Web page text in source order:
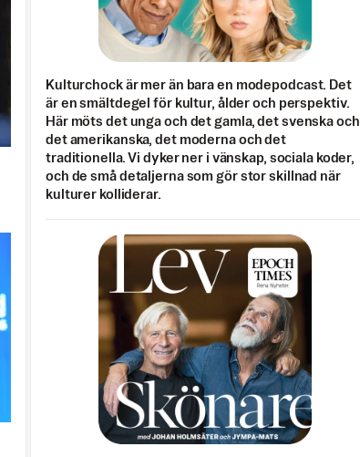
Kulturchock är mer än bara en modepodcast. Det
är en smältdegel för kultur, ålder och perspektiv.
Här möts det unga och det gamla, det svenska och
det amerikanska, det moderna och det
traditionella. Vi dyker ner i vänskap, sociala koder,
och de små detaljerna som gör stor skillnad när
kulturer kolliderar.